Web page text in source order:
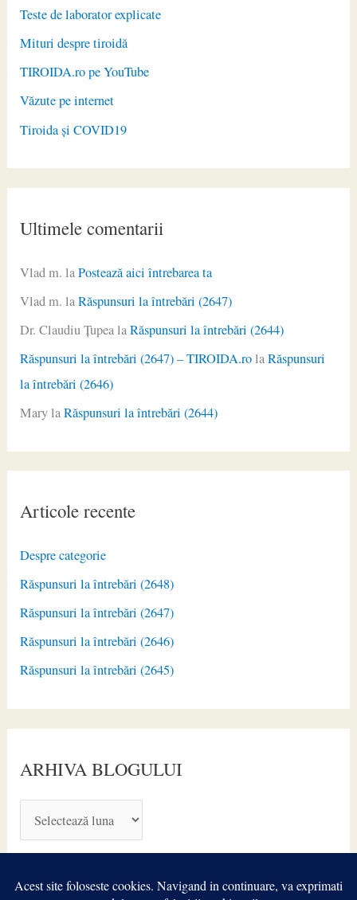
Teste de laborator explicate
Mituri despre tiroidă
TIROIDA.ro pe YouTube
Văzute pe internet
Tiroida și COVID19
Ultimele comentarii
Vlad m. laPostează aici întrebarea ta
Vlad m. laRăspunsuri la întrebări (2647)
Dr. Claudiu ŢupealaRăspunsuri la întrebări (2644)
Răspunsuri la întrebări (2647) – TIROIDA.rolaRăspunsuri
la întrebări (2646)
MarylaRăspunsuri la întrebări (2644)
Articole recente
Despre categorie
Răspunsuri la întrebări (2648)
Răspunsuri la întrebări (2647)
Răspunsuri la întrebări (2646)
Răspunsuri la întrebări (2645)
ARHIVA BLOGULUI
R
I